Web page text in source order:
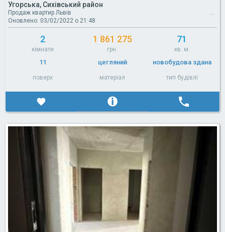
Угорська, Сихівський район
Продаж квартир Львів
Оновлено: 03/02/2022 о 21:48
2
кімнати
1 861 275
грн.
71
кв. м.
11
поверх
цегляний
матеріал
новобудова здана
тип будівлі